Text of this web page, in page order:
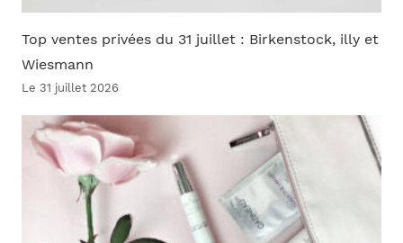
Top ventes privées du 31 juillet : Birkenstock, illy et
Wiesmann
Le 31 juillet 2026